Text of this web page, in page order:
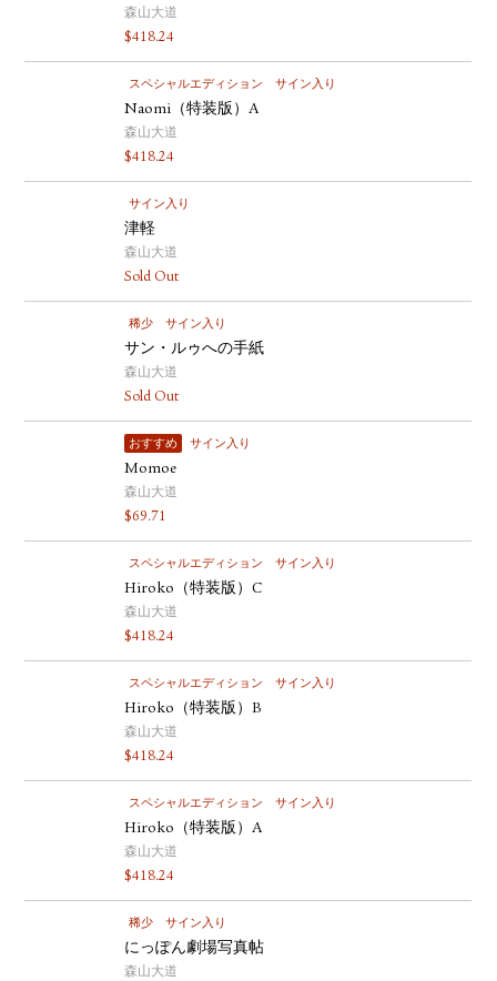
森山大道
$418.24
スペシャルエディション サイン入り
Naomi（特装版）A
森山大道
$418.24
サイン入り
津軽
森山大道
Sold Out
稀少 サイン入り
サン・ルゥへの手紙
森山大道
Sold Out
おすすめ サイン入り
Momoe
森山大道
$69.71
スペシャルエディション サイン入り
Hiroko（特装版）C
森山大道
$418.24
スペシャルエディション サイン入り
Hiroko（特装版）B
森山大道
$418.24
スペシャルエディション サイン入り
Hiroko（特装版）A
森山大道
$418.24
稀少 サイン入り
にっぽん劇場写真帖
森山大道